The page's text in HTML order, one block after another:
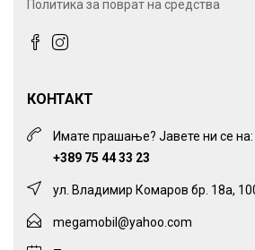
Политика за поврат на средства
КОНТАКТ
Имате прашање? Јавете ни се на:
+389 75 44 33 23
ул. Владимир Комаров бр. 18а,
megamobil@yahoo.com